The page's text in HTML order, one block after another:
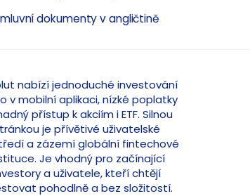
dokumenty v angličtině
nabízí jednoduché investování
v mobilní aplikaci, nízké poplatky
přístup k akciím i ETF. Silnou
je přívětivé uživatelské
a zázemí globální fintechové
Je vhodný pro začínající
a uživatele, kteří chtějí
pohodlně a bez složitostí.